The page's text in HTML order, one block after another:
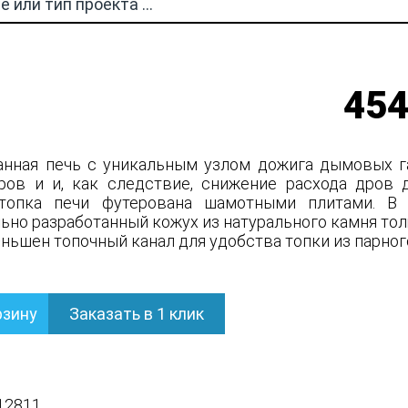
печь с уникальным узлом дожига дымовых
и и, как следствие, снижение расхода
печи футерована шамотными плитами. В
разработанный кожух из натурального камня
топочный канал для удобства топки из
Заказать в 1 клик